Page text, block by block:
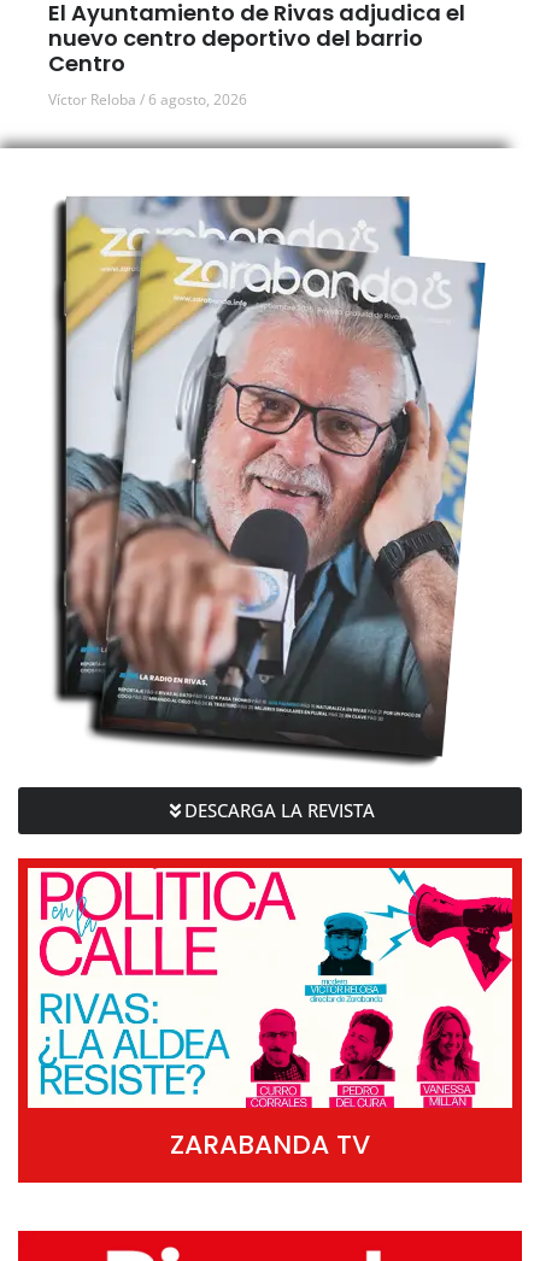
El Ayuntamiento de Rivas adjudica el
nuevo centro deportivo del barrio
Centro
Víctor Reloba 6 agosto, 2026
DESCARGA LA REVISTA
ZARABANDA TV